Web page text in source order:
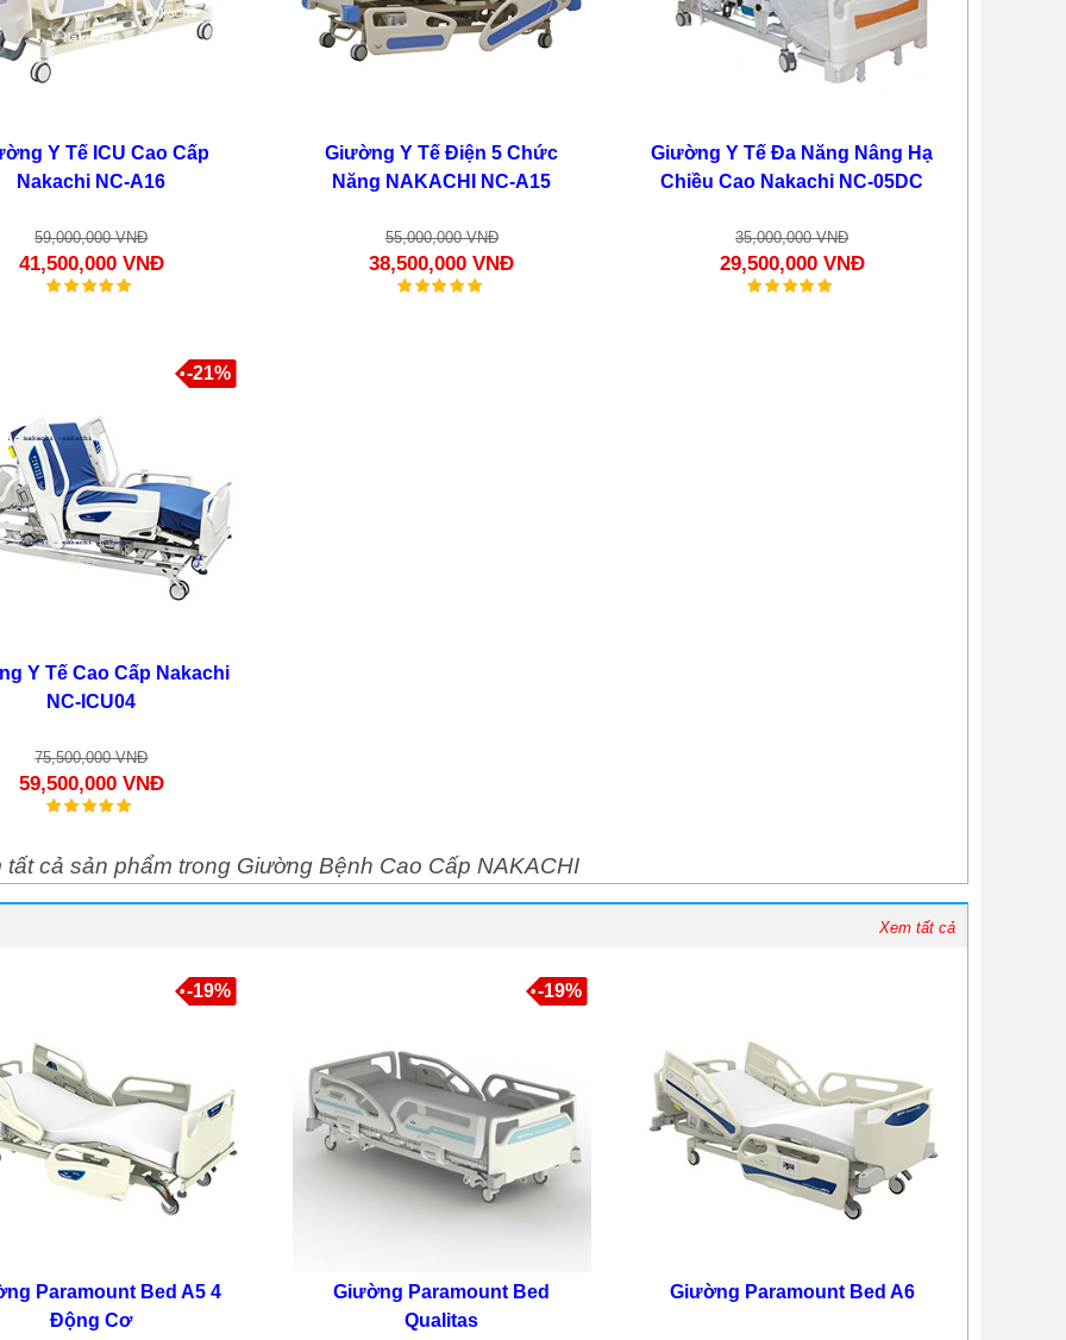
Y Tế ICU Cao Cấp
Nakachi NC-A16
59,000,000 VNĐ
41,500,000 VNĐ
Giường Y Tế Điện 5 Chức
Năng NAKACHI NC-A15
55,000,000 VNĐ
38,500,000 VNĐ
Giường Y Tế Đa Năng Nâng Hạ
Chiều Cao Nakachi NC-05DC
35,000,000 VNĐ
29,500,000 VNĐ
Y Tế Cao Cấp Nakachi
NC-ICU04
75,500,000 VNĐ
59,500,000 VNĐ
-21%
tất cả sản phẩm trong Giường Bệnh Cao Cấp NAKACHI
Xem tất cả
Paramount Bed A5 4
Động Cơ
-19%
Giường Paramount Bed
Qualitas
-19%
Giường Paramount Bed A6